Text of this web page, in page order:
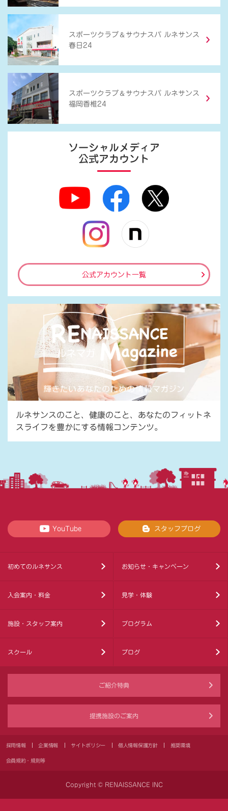
スポーツクラブ ＆ サウナスパ ルネサンス
春日24
スポーツクラブ ＆ サウナスパ ルネサンス
福岡香椎24
ソーシャルメディア
公式アカウント
公式アカウント一覧
ルネサンスのこと、健康のこと、あなたのフィットネ
スライフを豊かにする情報コンテンツ。
YouTube スタッフブログ
初めてのルネサンス お知らせ・キャンペーン
入会案内・料金 見学・体験
施設・スタッフ案内 プログラム
スクール ブログ
ご紹介特典
提携施設のご案内
採用情報 企業情報 サイトポリシー 個人情報保護方針 推奨環境
会員規約・規則等
Copyright © RENAISSANCE INC